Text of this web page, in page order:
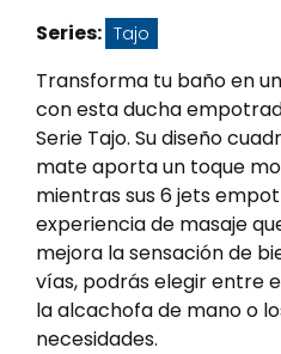
Series: Tajo
Transforma tu baño en
con esta ducha
Serie Tajo. Su diseño
mate aporta un toque
mientras sus 6 jets
experiencia de masaje
mejora la sensación de
vías, podrás elegir entre
la alcachofa de mano o
necesidades.